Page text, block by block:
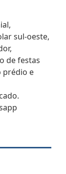
sul-oeste,
de festas
prédio e